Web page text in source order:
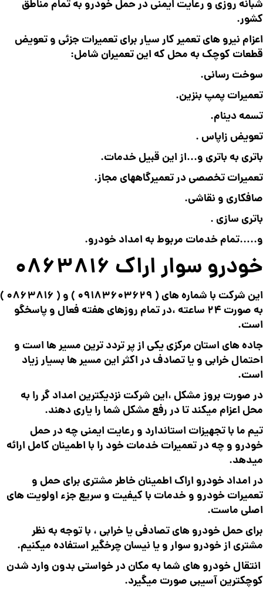
شبانه روزی و رعایت ایمنی در حمل خودرو به تمام مناطق
کشور.
اعزام نیرو های تعمیر کار سیار برای تعمیرات جزئی و تعویض
قطعات کوچک به محل که این تعمیران شامل:
سوخت رسانی.
تعمیرات پمپ بنزین.
تسمه دینام.
تعویض زاپاس .
باتری به باتری و…از این قبیل خدمات.
تعمیرات تخصصی در تعمیرگاههای مجاز.
صافکاری و نقاشی.
باتری سازی .
و…..تمام خدمات مربوط به امداد خودرو.
خودرو سوار اراک 0863816
این شرکت با شماره های ( 09183603629 ) و ( 0863816
)
به صورت 24 ساعته ،در تمام روزهای هفته فعال و پاسخگو
است.
جاده های استان مرکزی یکی از پر تردد ترین مسیر ها است و
احتمال خرابی و یا تصادف در اکثر این مسیر ها بسیار زیاد
است.
در صورت بروز مشکل ،این شرکت نزدیکترین امداد گر را به
محل اعزام میکند تا در رفع مشکل شما را یاری دهند.
تیم ما با تجهیزات استاندارد و رعایت ایمنی چه در حمل
خودرو و چه در تعمیرات خدمات خود را با اطمینان کامل ارائه
میدهد.
در امداد خودرو اراک اطمینان خاطر مشتری برای حمل و
تعمیرات خودرو و خدمات با کیفیت و سریع جزء اولویت های
اصلی ماست.
برای حمل خودرو های تصادفی یا خرابی ، با توجه به نظر
مشتری از خودرو سوار و یا نیسان چرخگیر استفاده میکنیم.
انتقال خودرو های شما به مکان در خواستی بدون وارد شدن
کوچکترین آسیبی صورت میگیرد.